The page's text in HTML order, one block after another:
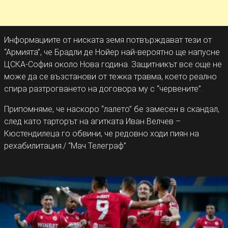
Информациите от ниската земя потвърждават тези от
“Армията”, че Брадли де Нойер най-вероятно ще напусне
ЦСКА-София около Нова година. Защитникът все още не
може да се възстанови от тежка травма, което реално
спира разтрогването на договора му с “червените”.
Припомняме, че наскоро “лалето” бе замесен в скандал,
след като тарторът на агитката Иван Велчев –
Кюстендилеца го обвини, че редовно ходи пиян на
рехабилитация./ “Мач Телеграф”